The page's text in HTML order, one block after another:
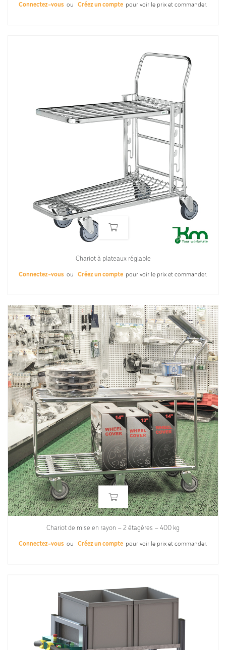
Connectez-vous ou Créez un compte pour voir le prix et commander.
Chariot à plateaux réglable
Connectez-vous ou Créez un compte pour voir le prix et commander.
Chariot de mise en rayon – 2 étagères – 400 kg
Connectez-vous ou Créez un compte pour voir le prix et commander.